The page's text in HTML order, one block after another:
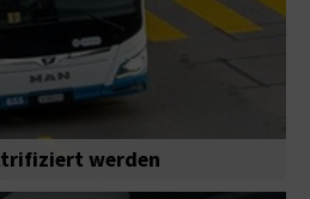
werden